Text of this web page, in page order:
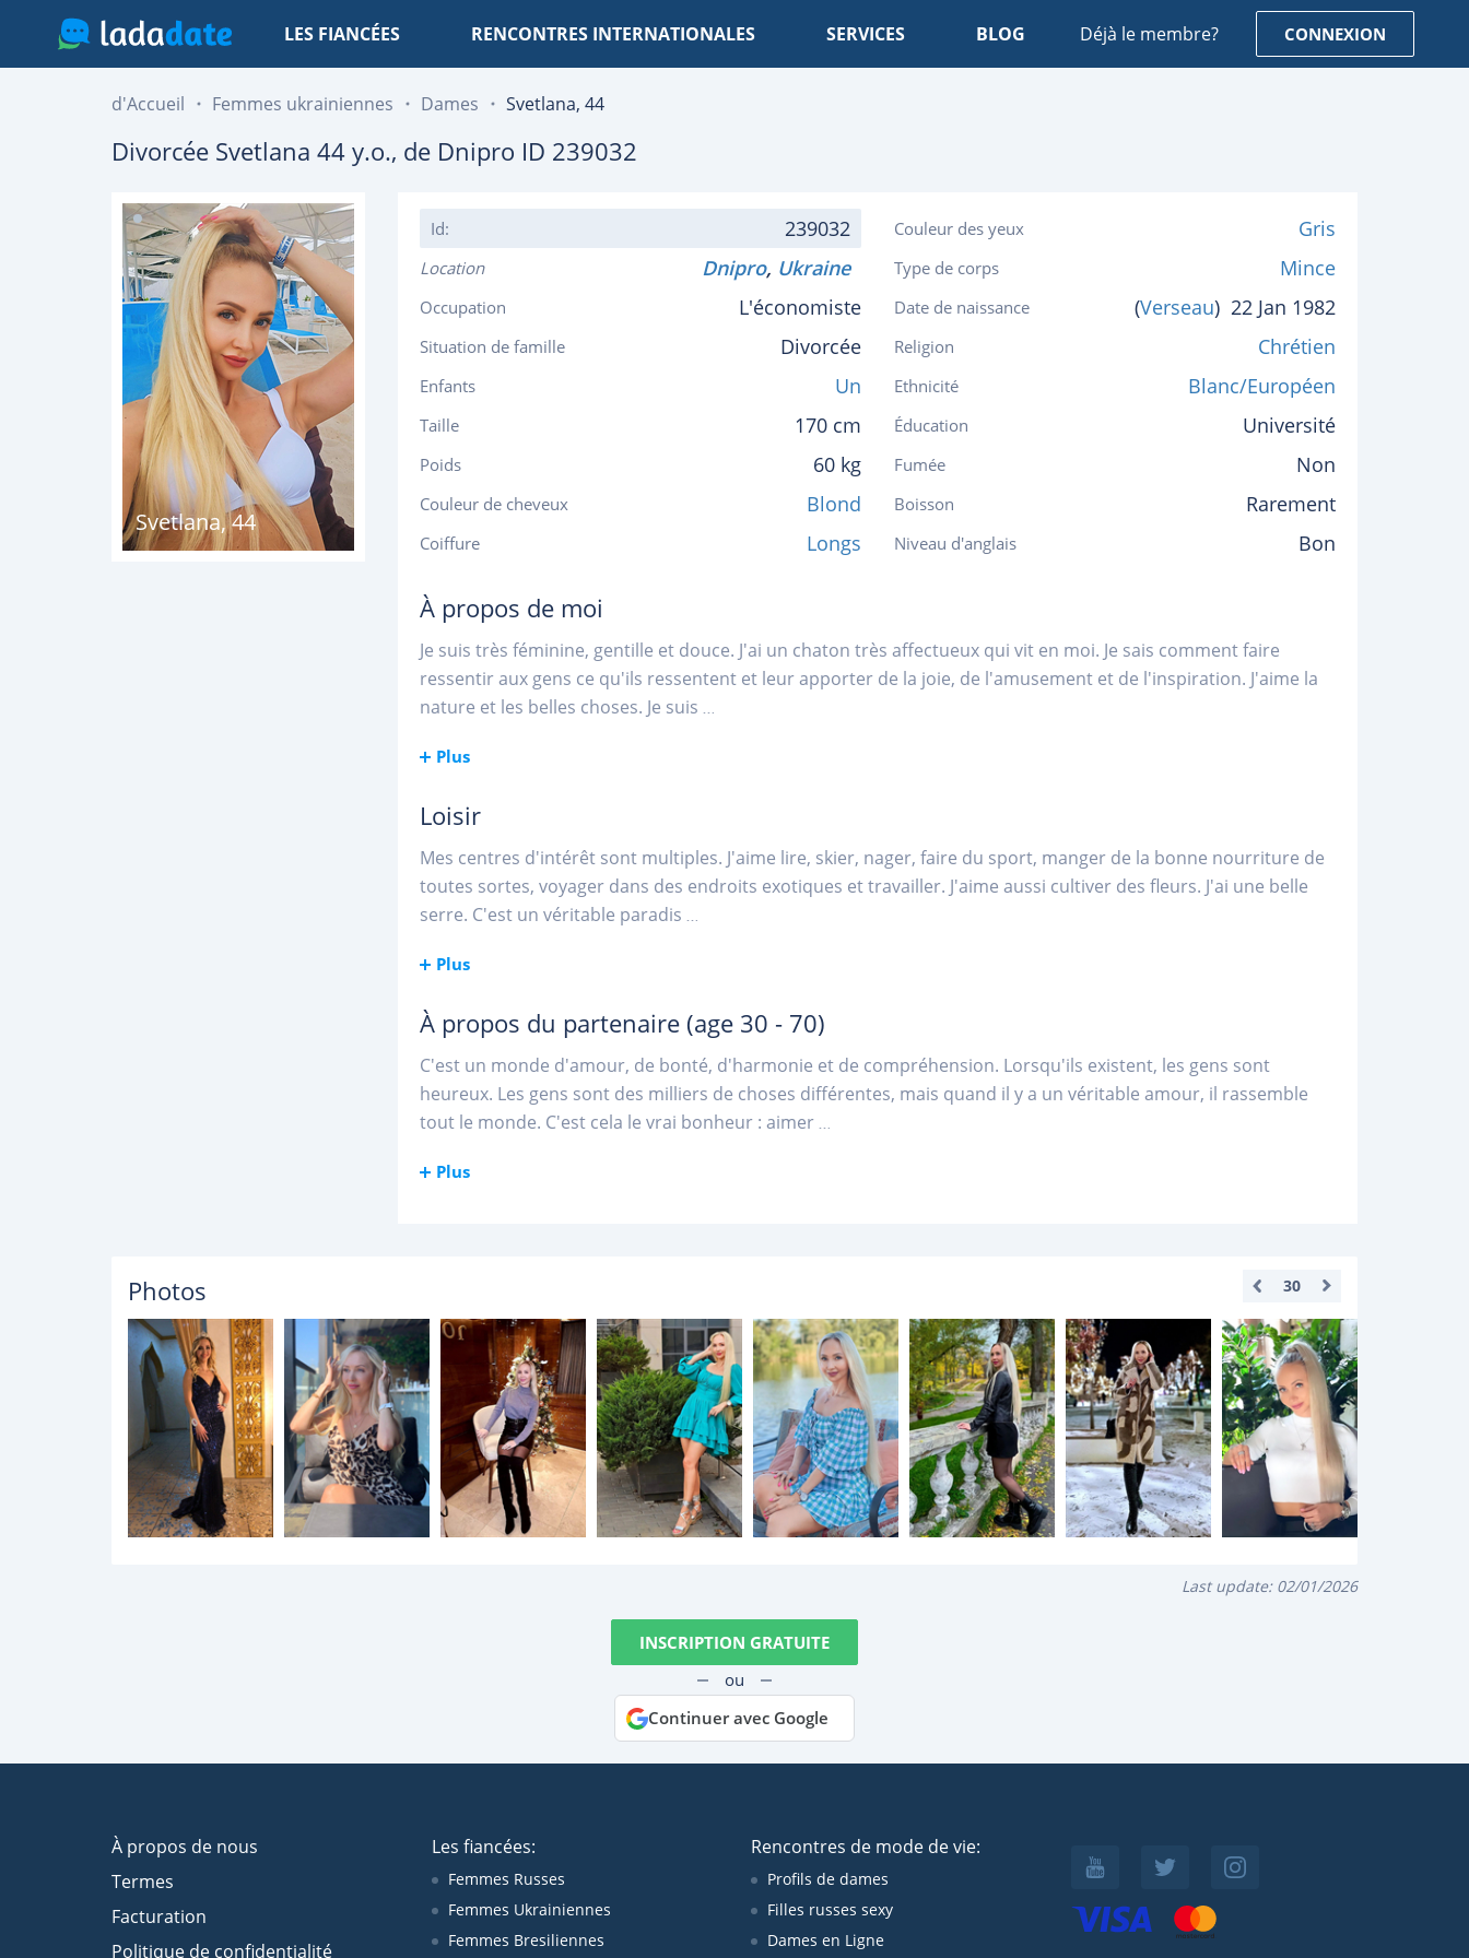
LES FIANCÉES RENCONTRES INTERNATIONALES SERVICES BLOG Déjà le membre? CONNEXION
d'Accueil Femmes ukrainiennes Dames Svetlana, 44
Divorcée Svetlana 44 y.o., de Dnipro ID 239032
Svetlana,44
Id: 239032
Location Dnipro, Ukraine
Occupation L'économiste
Situation de famille Divorcée
Enfants Un
Taille 170 cm
Poids 60 kg
Couleur de cheveux Blond
Coiffure Longs
Couleur des yeux Gris
Type de corps Mince
Date de naissance (Verseau) 22 Jan 1982
Religion Chrétien
Ethnicité Blanc/Européen
Éducation Université
Fumée Non
Boisson Rarement
Niveau d'anglais Bon
À propos de moi
Je suis très féminine, gentille et douce. J'ai un chaton très affectueux qui vit en moi. Je sais comment faire
ressentir aux gens ce qu'ils ressentent et leur apporter de la joie, de l'amusement et de l'inspiration. J'aime la
nature et les belles choses. Je suis ...
Plus
Loisir
Mes centres d'intérêt sont multiples. J'aime lire, skier, nager, faire du sport, manger de la bonne nourriture de
toutes sortes, voyager dans des endroits exotiques et travailler. J'aime aussi cultiver des fleurs. J'ai une belle
serre. C'est un véritable paradis ...
Plus
À propos du partenaire (age 30 - 70)
C'est un monde d'amour, de bonté, d'harmonie et de compréhension. Lorsqu'ils existent, les gens sont
heureux. Les gens sont des milliers de choses différentes, mais quand il y a un véritable amour, il rassemble
tout le monde. C'est cela le vrai bonheur : aimer...
Plus
Photos 30
Last update: 02/01/2026
INSCRIPTION GRATUITE
ou
Continuer avec Google
À propos de nous
Termes
Facturation
Politique de confidentialité
Les fiancées:
Femmes Russes
Femmes Ukrainiennes
Femmes Bresiliennes
Rencontres de mode de vie:
Profils de dames
Filles russes sexy
Dames en Ligne